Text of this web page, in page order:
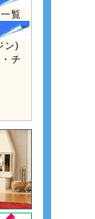
覧
ン)
チ